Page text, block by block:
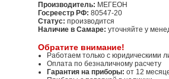
Производитель: МЕГЕОН
Госреестр РФ: 80547-20
Статус: производится
Наличие в Самаре: уточняйте у
Обратите внимание!
Работаем только с юридическими
Оплата по безналичному расчету
Гарантия на приборы: от 12